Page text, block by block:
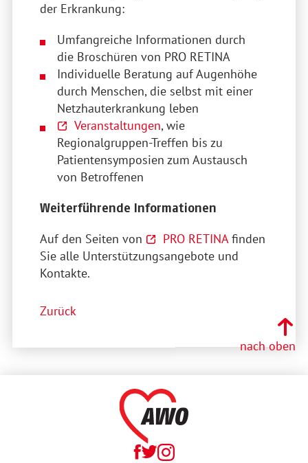
der Erkrankung:
Umfangreiche Informationen durch
die Broschüren von PRO RETINA
Individuelle Beratung auf Augenhöhe
durch Menschen, die selbst mit einer
Netzhauterkrankung leben
Veranstaltungen, wie
Regionalgruppen-Treffen bis zu
Patientensymposien zum Austausch
von Betroffenen
Weiterführende Informationen
Auf den Seiten von PRO RETINAfinden
Sie alle Unterstützungsangebote und
Kontakte.
Zurück
nach oben